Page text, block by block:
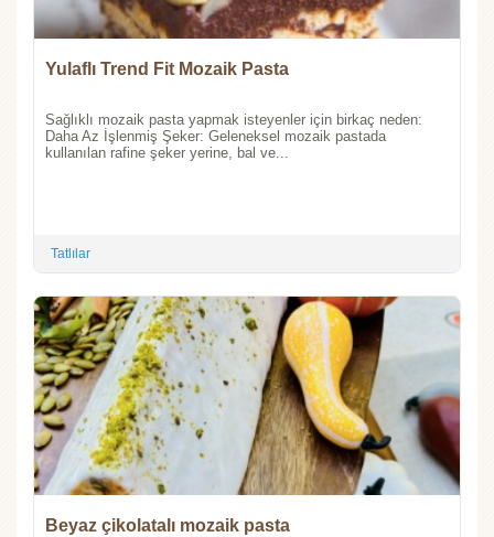
Yulaflı Trend Fit Mozaik Pasta
Sağlıklı mozaik pasta yapmak isteyenler için birkaç neden:
Daha Az İşlenmiş Şeker: Geleneksel mozaik pastada
kullanılan rafine şeker yerine, bal ve...
Tatlılar
Beyaz çikolatalı mozaik pasta